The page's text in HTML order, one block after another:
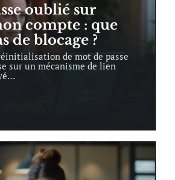
oublié sur
compte : que
de blocage ?
de mot de passe
sur un mécanisme de lien
…